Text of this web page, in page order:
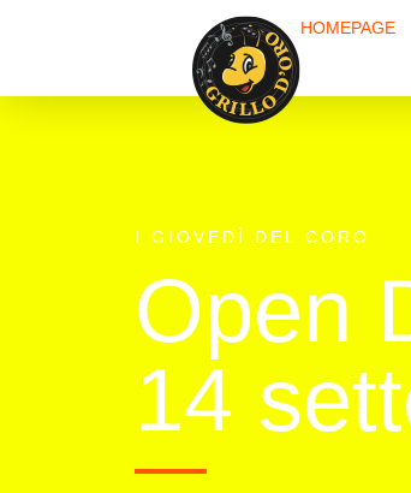
HOMEPAGE
I GIOVEDÌ DEL CORO
Open
14